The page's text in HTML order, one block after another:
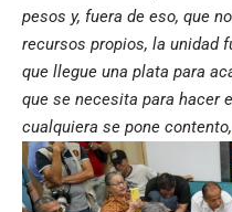
pesos y, fuera de eso, que
recursos propios, la unidad
que llegue una plata para
que se necesita para hacer
cualquiera se pone